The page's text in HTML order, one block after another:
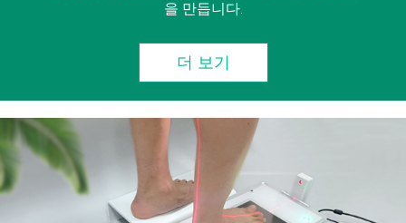
을 만듭니다.
더 보기